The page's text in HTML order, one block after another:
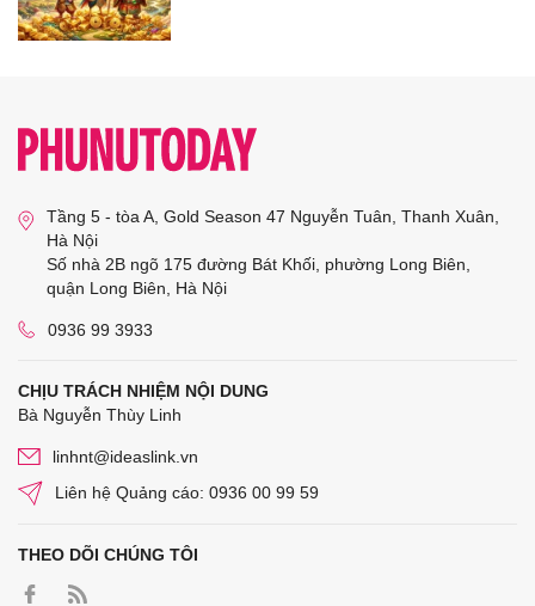
Tầng 5 - tòa A, Gold Season 47 Nguyễn Tuân, Thanh Xuân,
Hà Nội
Số nhà 2B ngõ 175 đường Bát Khối, phường Long Biên,
quận Long Biên, Hà Nội
0936 99 3933
CHỊU TRÁCH NHIỆM NỘI DUNG
Bà Nguyễn Thùy Linh
linhnt@ideaslink.vn
Liên hệ Quảng cáo: 0936 00 99 59
THEO DÕI CHÚNG TÔI